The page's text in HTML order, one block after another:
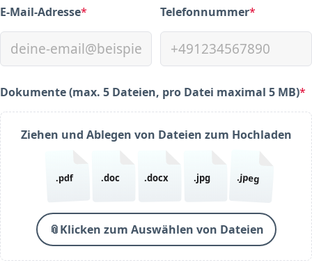
E-Mail-Adresse*
(required) Telefonnummer*
(required)
Dokumente (max. 5 Dateien, pro Datei maximal 5 MB)*
(required)
Ziehen und Ablegen von Dateien zum Hochladen
.pdf .doc .docx .jpg .jpeg
📎Klicken zum Auswählen von Dateien